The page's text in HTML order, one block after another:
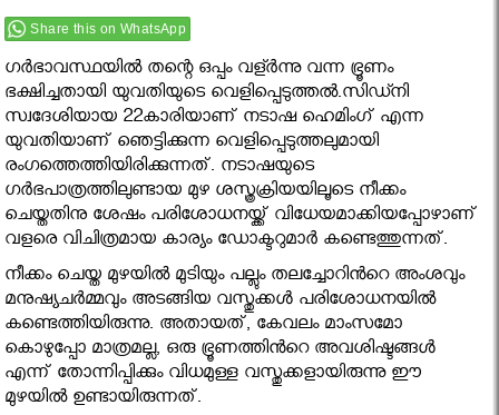
Share this on WhatsApp
ഗർഭാവസ്ഥയിൽ തന്റെ ഒപ്പം വള്ർന്നു വന്ന ഭ്രൂണം
ഭക്ഷിച്ചതായി യുവതിയുടെ വെളിപ്പെടുത്തൽ.സിഡ്നി
സ്വദേശിയായ 22കാരിയാണ് നടാഷ ഹെമിംഗ് എന്ന
യുവതിയാണ് ഞെട്ടിക്കുന്ന വെളിപ്പെടുത്തലുമായി
രംഗത്തെത്തിയിരിക്കുന്നത്. നടാഷയുടെ
ഗർഭപാത്രത്തിലുണ്ടായ മുഴ ശസ്ത്രക്രിയയിലൂടെ നീക്കം
ചെയ്തതിനു ശേഷം പരിശോധനയ്ക്ക് വിധേയമാക്കിയപ്പോഴാണ്
വളരെ വിചിത്രമായ കാര്യം ഡോക്ടറുമാർ കണ്ടെത്തുന്നത്.
നീക്കം ചെയ്ത മുഴയിൽ മുടിയും പല്ലും തലച്ചോറിൻറെ അംശവും
മനുഷ്യചർമ്മവും അടങ്ങിയ വസ്തുക്കൾ പരിശോധനയിൽ
കണ്ടെത്തിയിരുന്നു. അതായത്, കേവലം മാംസമോ
കൊഴുപ്പോ മാത്രമല്ല, ഒരു ഭ്രൂണത്തിൻറെ അവശിഷ്ടങ്ങൾ
എന്ന് തോന്നിപ്പിക്കും വിധമുള്ള വസ്തുക്കളായിരുന്നു ഈ
മുഴയിൽ ഉണ്ടായിരുന്നത്.